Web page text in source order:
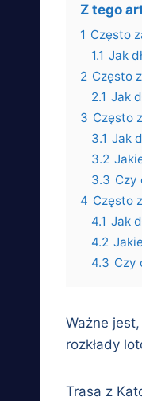
Z tego
1 Często
1.1 Jak
2 Często
2.1 Jak
3 Często
3.1 Jak
3.2
3.3 Czy
4 Często
4.1 Jak
4.2
4.3 Czy
Ważne
rozkłady
Trasa z